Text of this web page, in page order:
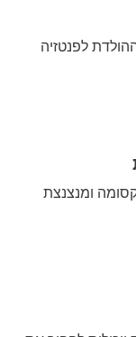
לפנטזיה
ומנצנצת